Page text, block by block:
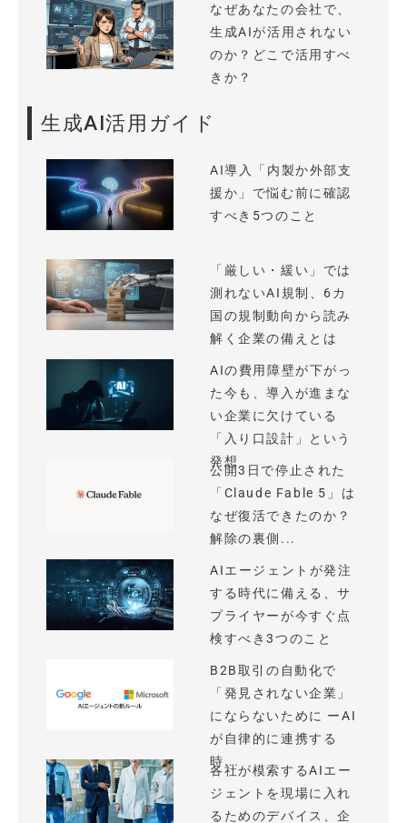
なぜあなたの会社で、
生成AIが活用されない
のか？どこで活用すべ
きか？
生成AI活用ガイド
AI導入「内製か外部支
援か」で悩む前に確認
すべき5つのこと
「厳しい・緩い」では
測れないAI規制、6カ
国の規制動向から読み
解く企業の備えとは
AIの費用障壁が下がっ
た今も、導入が進まな
い企業に欠けている
「入り口設計」という
発想
公開3日で停止された
「Claude Fable 5」は
なぜ復活できたのか？
解除の裏側...
AIエージェントが発注
する時代に備える、サ
プライヤーが今すぐ点
検すべき3つのこと
B2B取引の自動化で
「発見されない企業」
にならないために ーAI
が自律的に連携する
時...
各社が模索するAIエー
ジェントを現場に入れ
るためのデバイス、企